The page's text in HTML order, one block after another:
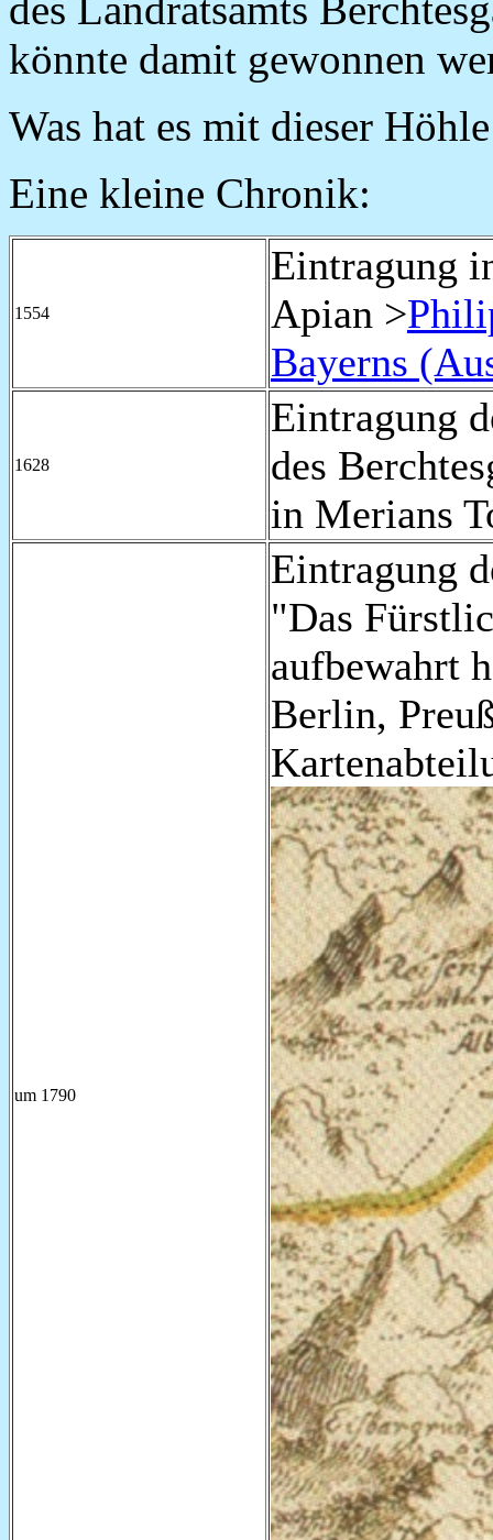
könnte damit gewonnen
Was hat es mit dieser
Eine kleine Chronik:
1554
Eintragung
Apian >
Bayerns
1628
Eintragung
des
in Merians
um 1790
Eintragung
"Das
aufbewahrt
Berlin,